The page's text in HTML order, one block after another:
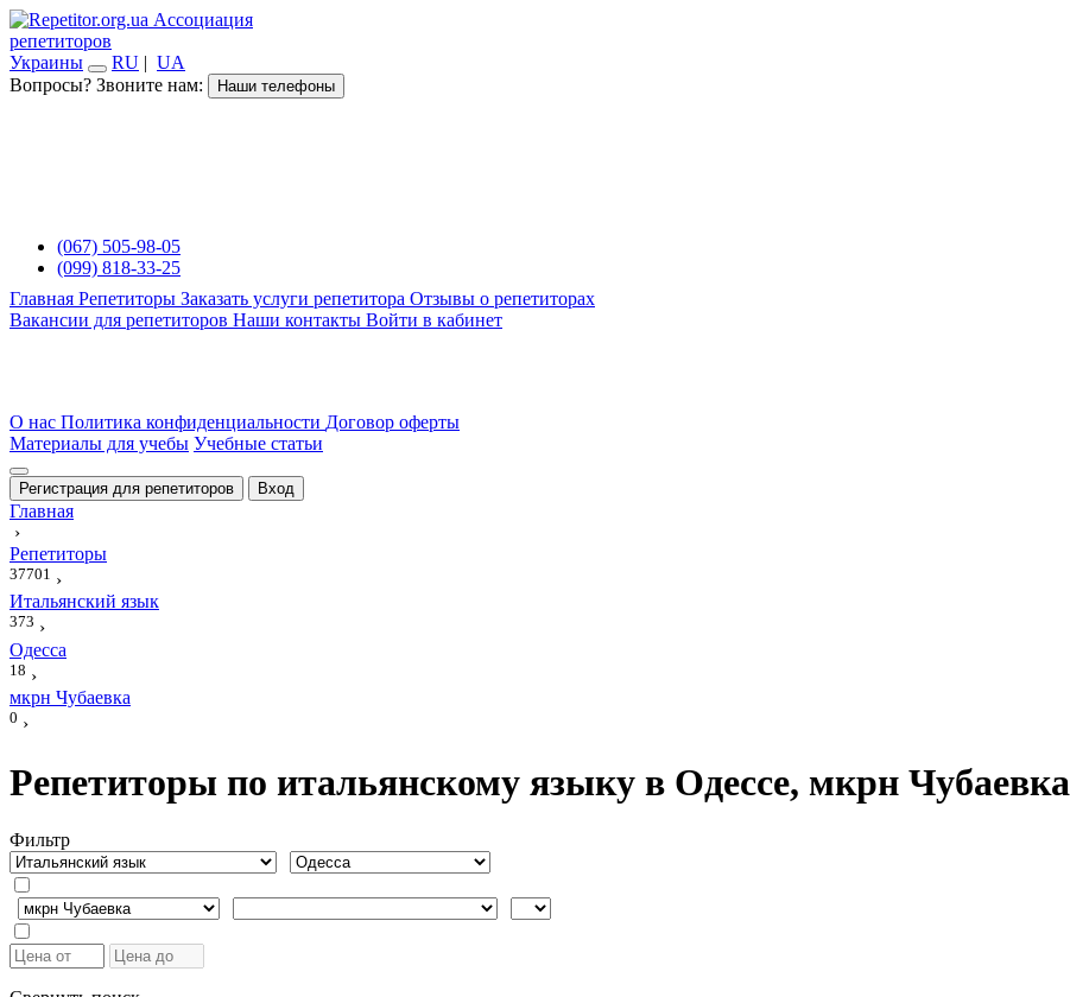
Ассоциация
репетиторов
Украины
RU | UA
Вопросы? Звоните нам:
Наши телефоны
(067) 505-98-05
(099) 818-33-25
Главная Репетиторы Заказать услуги репетитора Отзывы о репетиторах
Вакансии для репетиторов Наши контакты Войти в кабинет
О нас Политика конфиденциальности Договор оферты
Материалы для учебы Учебные статьи
Регистрация для репетиторов Вход
Главная
›
Репетиторы
37701 ›
Итальянский язык
373 ›
Одесса
18 ›
мкрн Чубаевка
0 ›
Репетиторы по итальянскому языку в Одессе, мкрн Чубаевка
Фильтр